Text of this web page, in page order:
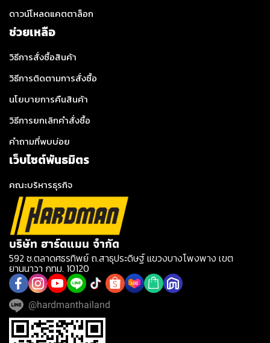
ดาวน์โหลดแคตตาล็อก
ช่วยเหลือ
วิธีการสั่งซื้อสินค้า
วิธีการติดตามการสั่งซื้อ
นโยบายการคืนสินค้า
วิธีการยกเลิกคำสั่งซื้อ
คำถามที่พบบ่อย
เว็บไซต์พันธมิตร
คณะบริหารธุรกิจ
บริษัท ฮาร์ดแมน จำกัด
592 ซ.ตลาดศธรทิพย์ ถ.สาธุประดิษฐ์ แขวงบางโพงพาง เขต
ยานนาวา กทม. 10120
@hardmanthailand